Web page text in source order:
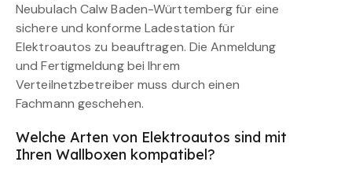
Neubulach Calw Baden-Württemberg für eine
sichere und konforme Ladestation für
Elektroautos zu beauftragen. Die Anmeldung
und Fertigmeldung bei Ihrem
Verteilnetzbetreiber muss durch einen
Fachmann geschehen.
Welche Arten von Elektroautos sind mit
Ihren Wallboxen kompatibel?